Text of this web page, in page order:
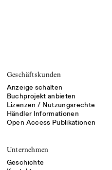
Geschäftskunden
Anzeige schalten
Buchprojekt anbieten
Lizenzen / Nutzungsrechte
Händler Informationen
Open Access Publikationen
Unternehmen
Geschichte